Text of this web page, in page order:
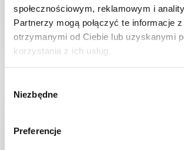
społecznościowym, reklamowym i
Partnerzy mogą połączyć te informacje
otrzymanymi od Ciebie lub uzyskanymi
korzystania z ich usług.
zgody
Niezbędne
Preferencje
4036 kcal